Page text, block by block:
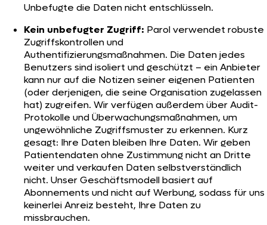
Unbefugte die Daten nicht entschlüsseln.
Kein unbefugter Zugriff: Parol verwendet robuste
Zugriffskontrollen und
Authentifizierungsmaßnahmen. Die Daten jedes
Benutzers sind isoliert und geschützt – ein Anbieter
kann nur auf die Notizen seiner eigenen Patienten
(oder derjenigen, die seine Organisation zugelassen
hat) zugreifen. Wir verfügen außerdem über Audit-
Protokolle und Überwachungsmaßnahmen, um
ungewöhnliche Zugriffsmuster zu erkennen. Kurz
gesagt: Ihre Daten bleiben Ihre Daten. Wir geben
Patientendaten ohne Zustimmung nicht an Dritte
weiter und verkaufen Daten selbstverständlich
nicht. Unser Geschäftsmodell basiert auf
Abonnements und nicht auf Werbung, sodass für uns
keinerlei Anreiz besteht, Ihre Daten zu
missbrauchen.